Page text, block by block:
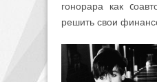
гонорара как
решить свои